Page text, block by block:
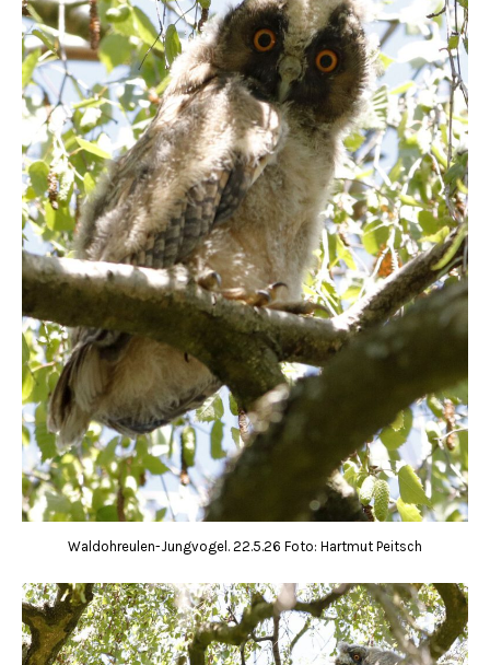
Waldohreulen-Jungvogel. 22.5.26 Foto: Hartmut Peitsch